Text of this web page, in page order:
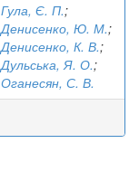
Гула, Є. П.;
Денисенко, Ю. М.;
Денисенко, К. В.;
Дульська, Я. О.;
Оганесян, С. В.